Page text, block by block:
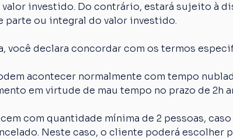
investido. Do contrário, estará sujeito à
parte ou integral do valor investido.
você declara concordar com os termos
acontecer normalmente com tempo
em virtude de mau tempo no prazo de 2h
com quantidade mínima de 2 pessoas,
Neste caso, o cliente poderá escolher